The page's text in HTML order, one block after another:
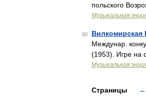
польского
Музыкальная
90 Вилкомирская
Междунар.
(1953). Игре на
Музыкальная
Страницы ←